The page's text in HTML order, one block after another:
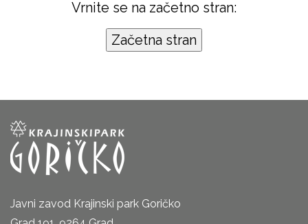
Vrnite se na začetno stran:
Javni zavod Krajinski park Goričko